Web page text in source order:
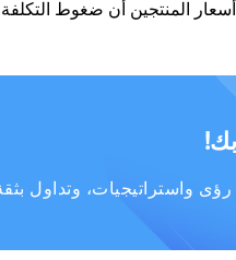
المنتجين أن ضغوط التكلفة
واستراتيجيات، وتداول